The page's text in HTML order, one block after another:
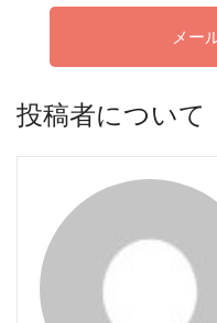
メー
投稿者について